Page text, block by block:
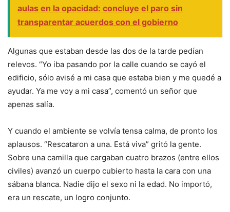
aulas en la opacidad: concluye el paro sin
transparentar acuerdos con el gobierno
Algunas que estaban desde las dos de la tarde pedían
relevos. “Yo iba pasando por la calle cuando se cayó el
edificio, sólo avisé a mi casa que estaba bien y me quedé a
ayudar. Ya me voy a mi casa”, comentó un señor que
apenas salía.
Y cuando el ambiente se volvía tensa calma, de pronto los
aplausos. “Rescataron a una. Está viva” gritó la gente.
Sobre una camilla que cargaban cuatro brazos (entre ellos
civiles) avanzó un cuerpo cubierto hasta la cara con una
sábana blanca. Nadie dijo el sexo ni la edad. No importó,
era un rescate, un logro conjunto.